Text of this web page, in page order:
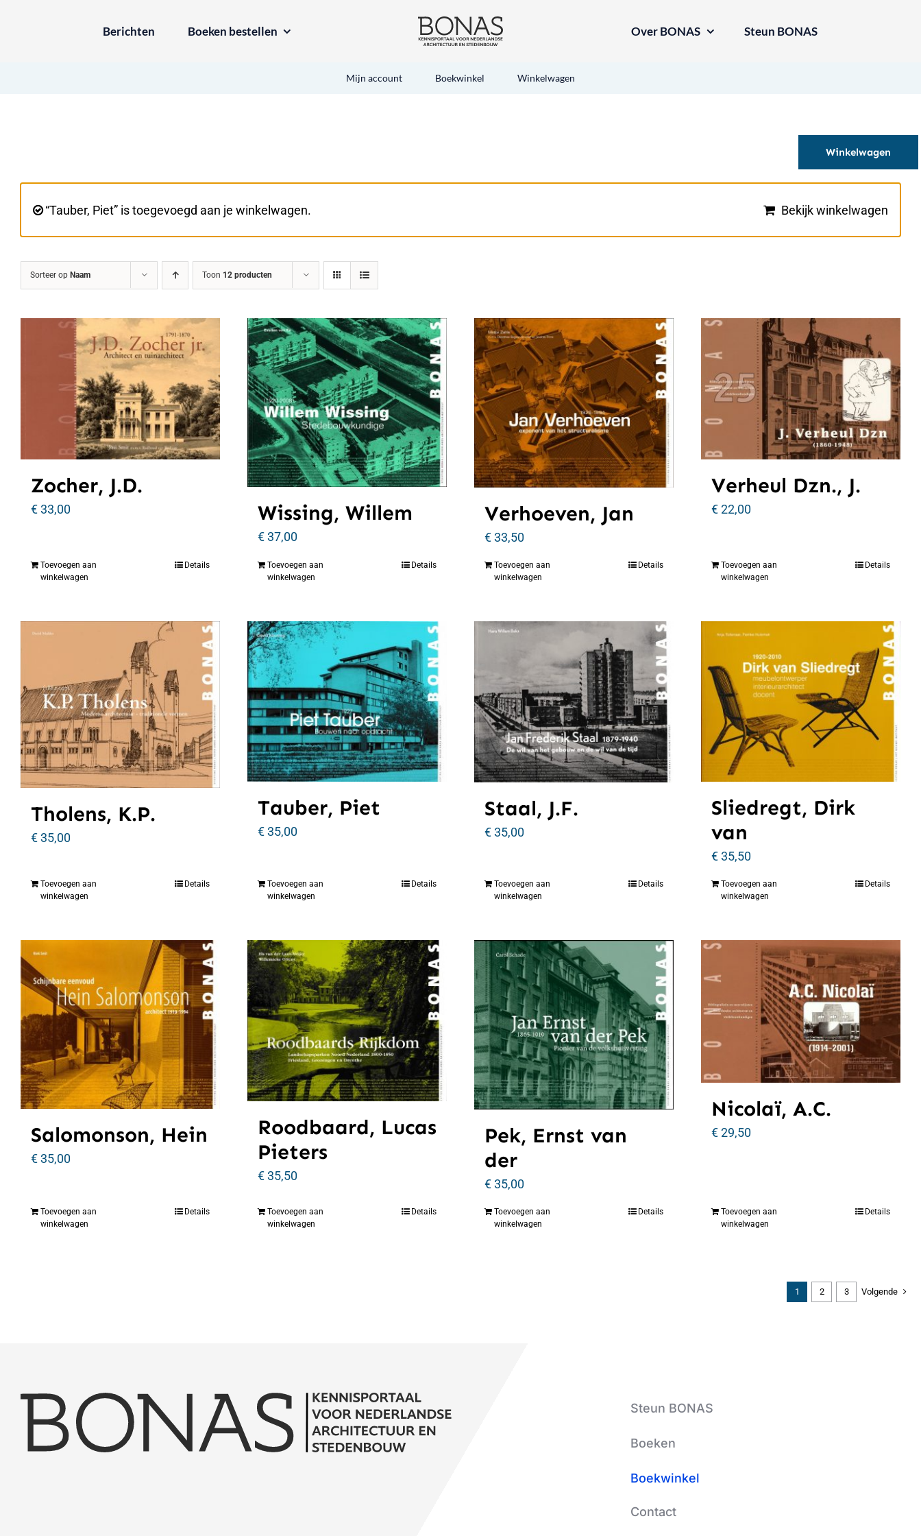
Berichten Boeken bestellen Over BONAS Steun BONAS
Mijn account Boekwinkel Winkelwagen
Winkelwagen
“Tauber, Piet” is toegevoegd aan je winkelwagen. Bekijk winkelwagen
Sorteer op Naam Toon 12 producten
Zocher, J.D.
€33,00
Toevoegen aan
winkelwagen
Details
Wissing, Willem
€37,00
Toevoegen aan
winkelwagen
Details
Verhoeven, Jan
€33,50
Toevoegen aan
winkelwagen
Details
Verheul Dzn., J.
€22,00
Toevoegen aan
winkelwagen
Details
Tholens, K.P.
€35,00
Toevoegen aan
winkelwagen
Details
Tauber, Piet
€35,00
Toevoegen aan
winkelwagen
Details
Staal, J.F.
€35,00
Toevoegen aan
winkelwagen
Details
Sliedregt, Dirk
van
€35,50
Toevoegen aan
winkelwagen
Details
Salomonson, Hein
€35,00
Toevoegen aan
winkelwagen
Details
Roodbaard, Lucas
Pieters
€35,50
Toevoegen aan
winkelwagen
Details
Pek, Ernst van
der
€35,00
Toevoegen aan
winkelwagen
Details
Nicolaï, A.C.
€29,50
Toevoegen aan
winkelwagen
Details
1 2 3 Volgende
Steun BONAS
Boeken
Boekwinkel
Contact